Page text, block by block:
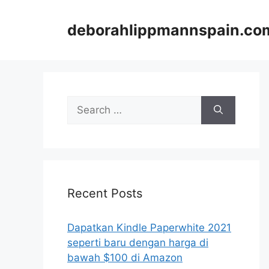
Search
for:
Recent Posts
Dapatkan Kindle Paperwhite 2021
seperti baru dengan harga di
bawah $100 di Amazon